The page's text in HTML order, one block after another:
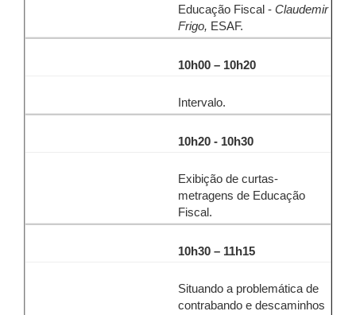
Educação Fiscal - Claudemir
Frigo, ESAF.
10h00 – 10h20
Intervalo.
10h20 - 10h30
Exibição de curtas-
metragens de Educação
Fiscal.
10h30 – 11h15
Situando a problemática de
contrabando e descaminhos